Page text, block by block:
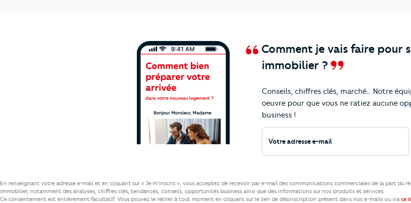
Ne manquez plus nos actualités et conseils !
Comment je vais faire pour
immobilier ?
Conseils, chiffres clés, marché… Notre
oeuvre pour que vous ne ratiez aucune
business !
Votre adresse e-mail
En renseignant votre adresse e-mail et en cliquant sur « Je m’inscris », vous acceptez de recevoir par e-mail des communications commerciales de la part du
immobilier, notamment des analyses, chiffres clés, tendances, conseils, opportunités business ainsi que des informations sur nos produits et services.
Ce consentement est entièrement facultatif. Vous pouvez le retirer à tout moment en cliquant sur le lien de désinscription présent dans nos e-mails ou via ce